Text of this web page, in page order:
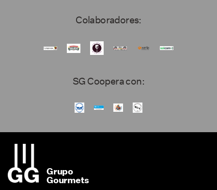
Colaboradores:
SG Coopera con:
Grupo
Gourmets